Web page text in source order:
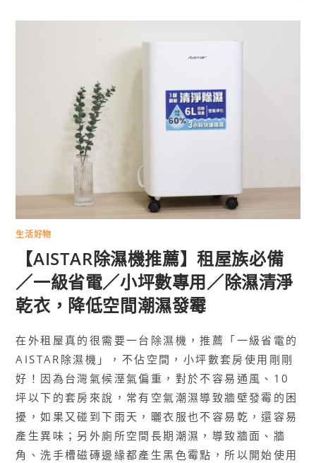
生活好物
【AISTAR除濕機推薦】租屋族必備
／一級省電／小坪數專用／除濕清淨
乾衣，降低空間潮濕發霉
在外租屋真的很需要一台除濕機，推薦「一級省電的
AISTAR除濕機」，不佔空間，小坪數套房使用剛剛
好！因為台灣氣候溼氣偏重，對於不容易通風、10
坪以下的套房來說，常有空氣潮濕導致牆壁發霉的困
擾，如果又碰到下雨天，曬衣服也不容易乾，還容易
產生異味；另外廁所空間長期潮濕，導致牆面、牆
角、洗手槽磁磚邊緣都產生黑色霉點，所以開始使用